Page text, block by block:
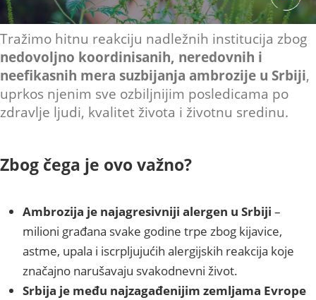
Tražimo hitnu reakciju nadležnih institucija zbog
nedovoljno koordinisanih, neredovnih i
neefikasnih mera suzbijanja ambrozije u Srbiji,
uprkos njenim sve ozbiljnijim posledicama po
zdravlje ljudi, kvalitet života i životnu sredinu.
Zbog čega je ovo važno?
Ambrozija je najagresivniji alergen u Srbiji –
milioni građana svake godine trpe zbog kijavice,
astme, upala i iscrpljujućih alergijskih reakcija koje
značajno narušavaju svakodnevni život.
Srbija je među najzagađenijim zemljama Evrope